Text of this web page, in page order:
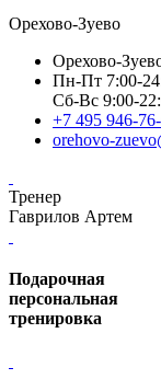
Орехово-Зуево
Орехово-
Пн-Пт 7:00-
Сб-Вс 9:00-
+7 495 946-
orehovo-
Тренер
Гаврилов Артем
Подарочная
персональная
тренировка